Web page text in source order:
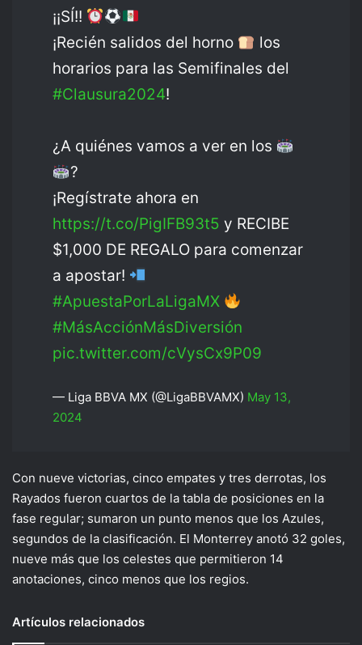
¡¡SÍ!!
¡Recién salidos del horno
los
horarios para las Semifinales del
#Clausura2024!
¿A quiénes vamos a ver en los
?
¡Regístrate ahora en
https://t.co/PigIFB93t5 y RECIBE
$1,000 DE REGALO para comenzar
a apostar!
#ApuestaPorLaLigaMX
#MásAcciónMásDiversión
pic.twitter.com/cVysCx9P09
— Liga BBVA MX (@LigaBBVAMX) May 13,
2024
Con nueve victorias, cinco empates y tres derrotas, los
Rayados fueron cuartos de la tabla de posiciones en la
fase regular; sumaron un punto menos que los Azules,
segundos de la clasificación. El Monterrey anotó 32 goles,
nueve más que los celestes que permitieron 14
anotaciones, cinco menos que los regios.
Artículos relacionados